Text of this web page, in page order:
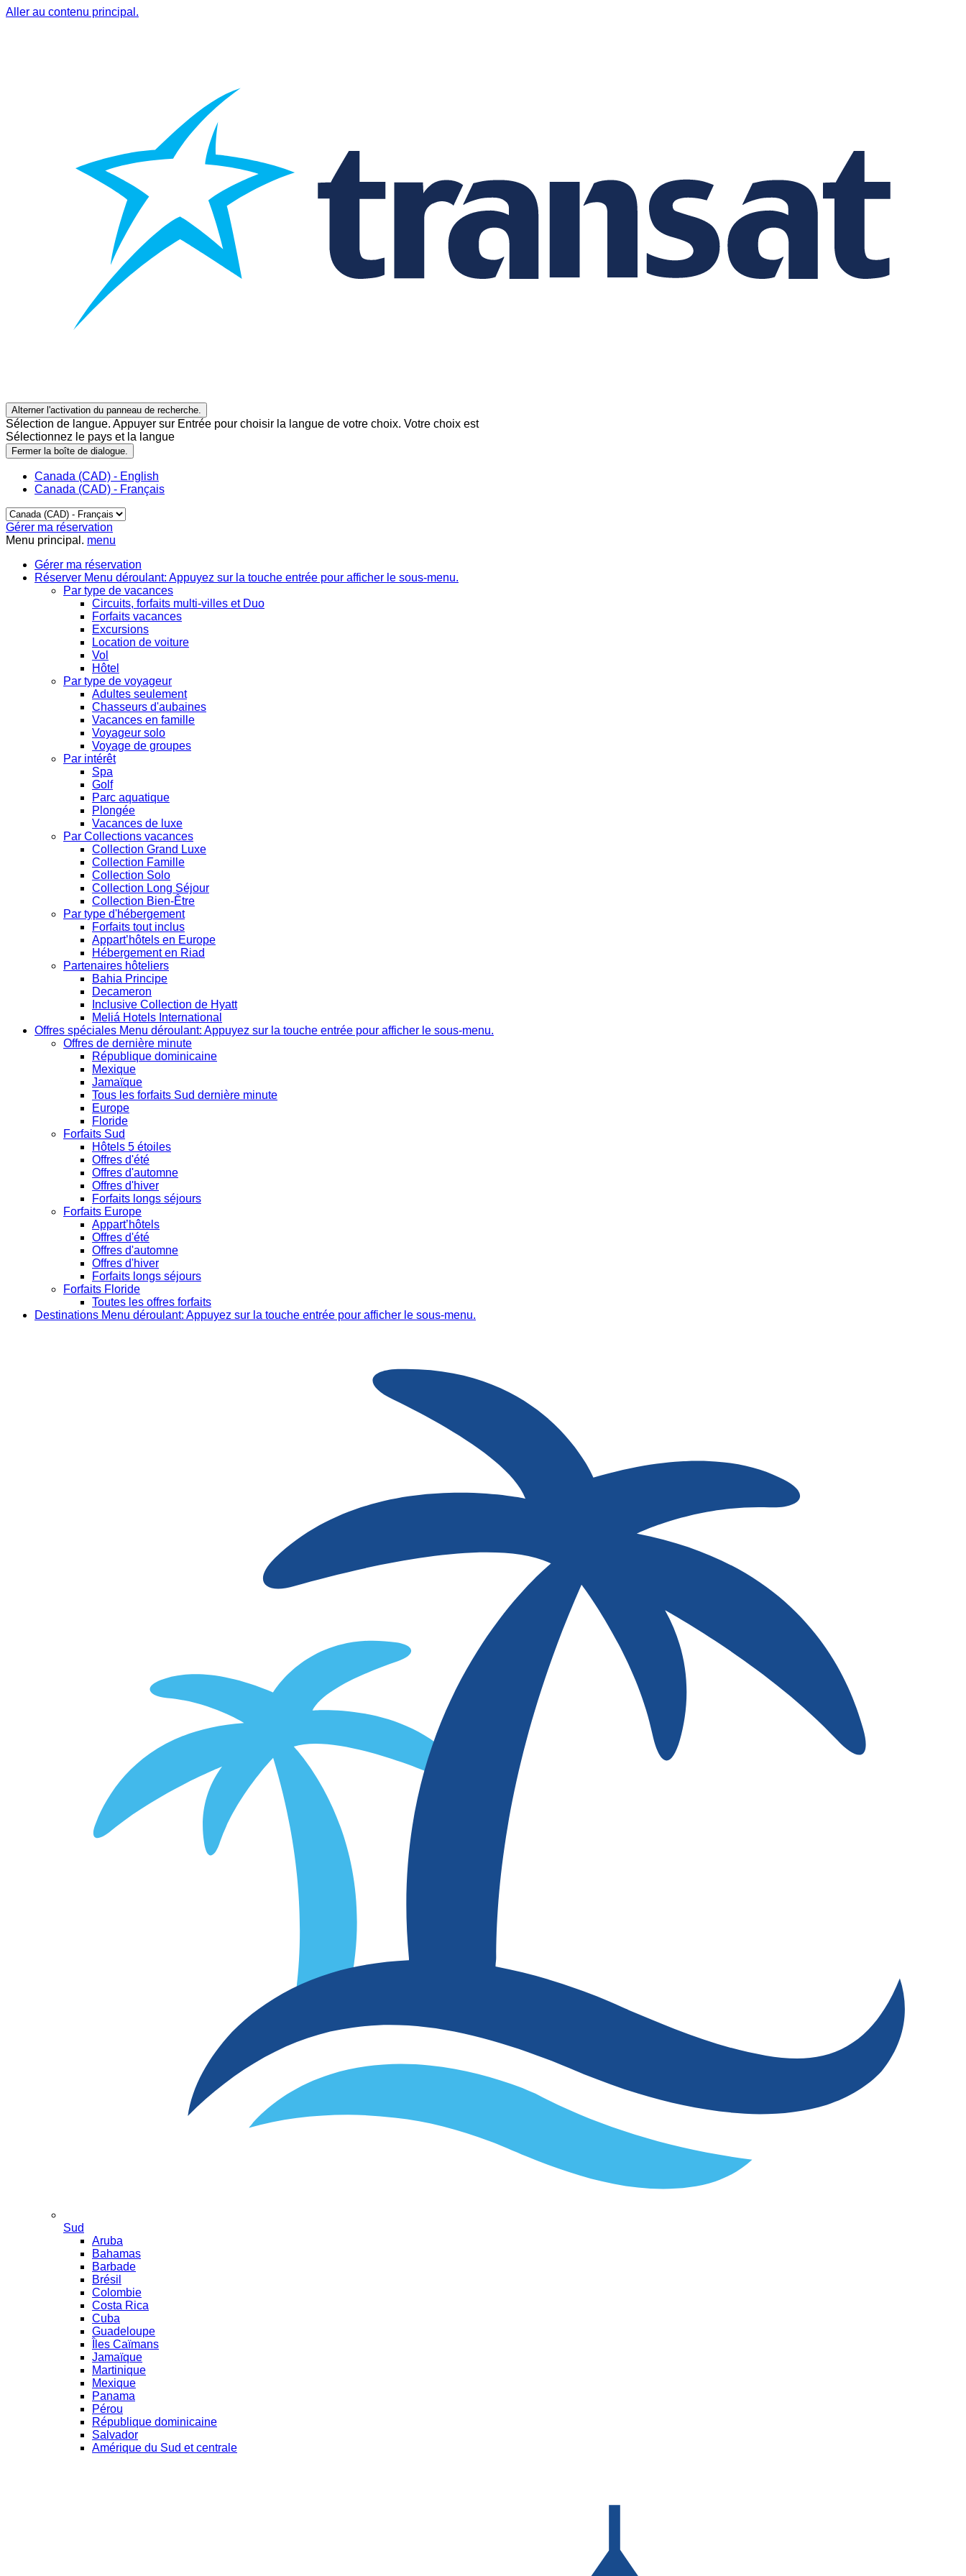
Aller au contenu principal.
Alterner l'activation du panneau de recherche.
Sélection de langue. Appuyer sur Entrée pour choisir la langue de votre choix. Votre choix est
Sélectionnez le pays et la langue
Fermer la boîte de dialogue.
Canada (CAD) - English
Canada (CAD) - Français
Gérer ma réservation
Menu principal. menu
Gérer ma réservation
Réserver Menu déroulant: Appuyez sur la touche entrée pour afficher le sous-menu.
Par type de vacances
Circuits, forfaits multi-villes et Duo
Forfaits vacances
Excursions
Location de voiture
Vol
Hôtel
Par type de voyageur
Adultes seulement
Chasseurs d'aubaines
Vacances en famille
Voyageur solo
Voyage de groupes
Par intérêt
Spa
Golf
Parc aquatique
Plongée
Vacances de luxe
Par Collections vacances
Collection Grand Luxe
Collection Famille
Collection Solo
Collection Long Séjour
Collection Bien-Être
Par type d'hébergement
Forfaits tout inclus
Appart’hôtels en Europe
Hébergement en Riad
Partenaires hôteliers
Bahia Principe
Decameron
Inclusive Collection de Hyatt
Meliá Hotels International
Offres spéciales Menu déroulant: Appuyez sur la touche entrée pour afficher le sous-menu.
Offres de dernière minute
République dominicaine
Mexique
Jamaïque
Tous les forfaits Sud dernière minute
Europe
Floride
Forfaits Sud
Hôtels 5 étoiles
Offres d'été
Offres d'automne
Offres d'hiver
Forfaits longs séjours
Forfaits Europe
Appart’hôtels
Offres d'été
Offres d'automne
Offres d'hiver
Forfaits longs séjours
Forfaits Floride
Toutes les offres forfaits
Destinations Menu déroulant: Appuyez sur la touche entrée pour afficher le sous-menu.
Sud
Aruba
Bahamas
Barbade
Brésil
Colombie
Costa Rica
Cuba
Guadeloupe
Îles Caïmans
Jamaïque
Martinique
Mexique
Panama
Pérou
République dominicaine
Salvador
Amérique du Sud et centrale